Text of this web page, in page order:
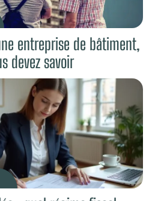
entreprise de bâtiment,
devez savoir